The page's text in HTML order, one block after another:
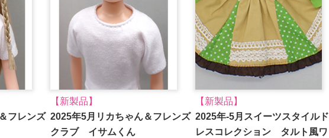
フレンズ
【新製品】
2025年5月リカちゃん＆フレンズ
クラブ イサムくん
【新製品】
2025年-5⽉スイーツスタイルド
レスコレクション タルト⾵ワ